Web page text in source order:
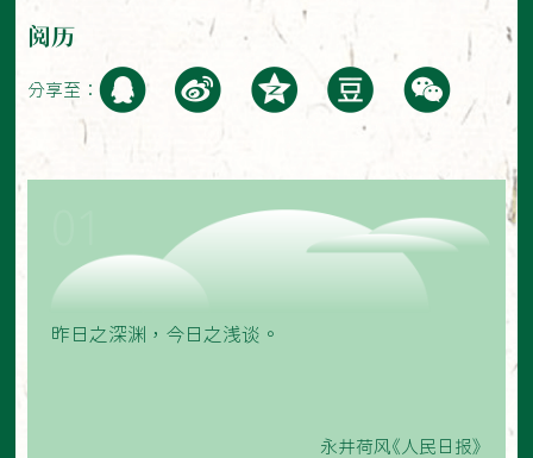
阅历
分享至：
昨日之深渊，今日之浅谈。
永井荷风《人民日报》